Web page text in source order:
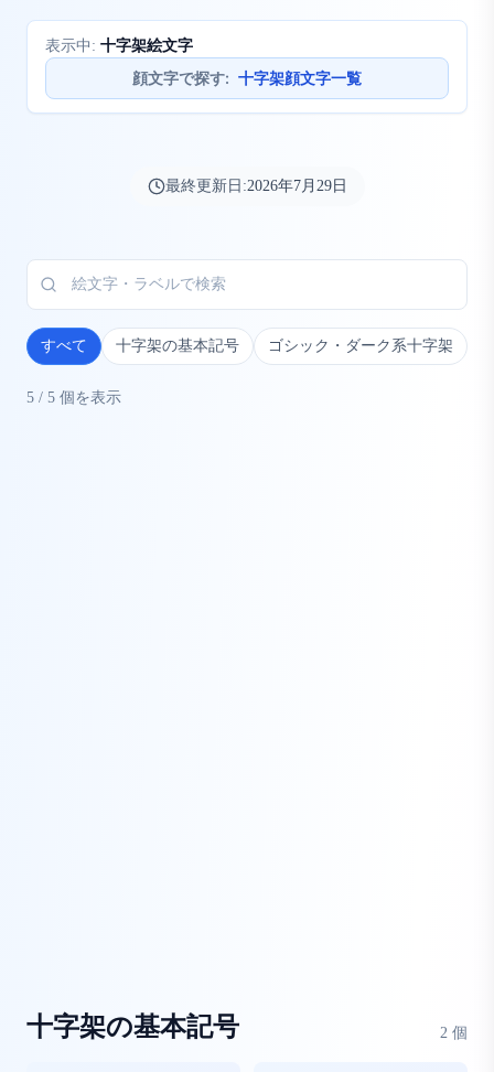
表示中: 十字架絵文字
顔文字で探す: 十字架顔文字一覧
最終更新日:2026年7月29日
すべて 十字架の基本記号 ゴシック・ダーク系十字架
5 / 5 個を表示
十字架の基本記号 2 個